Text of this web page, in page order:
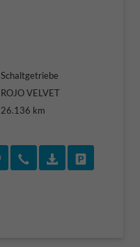
Schaltgetriebe
ROJO VELVET
26.136 km
Rückruf vereinbaren
Wir rufen Sie an